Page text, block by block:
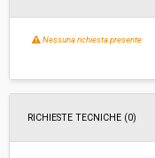
Nessuna richiesta presente
RICHIESTE TECNICHE (0)